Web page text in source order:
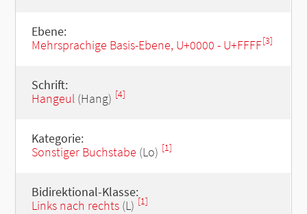
Ebene:
Mehrsprachige Basis-Ebene, U+0000 - U+FFFF[3]
Schrift:
Hangeul(Hang) [4]
Kategorie:
Sonstiger Buchstabe (Lo) [1]
Bidirektional-Klasse:
Links nach rechts(L) [1]